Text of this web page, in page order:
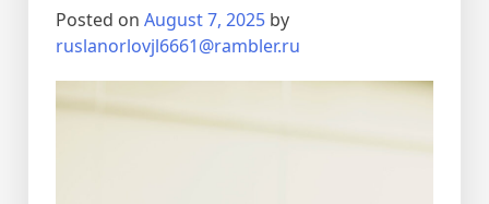
Posted on August 7, 2025 by
ruslanorlovjl6661@rambler.ru